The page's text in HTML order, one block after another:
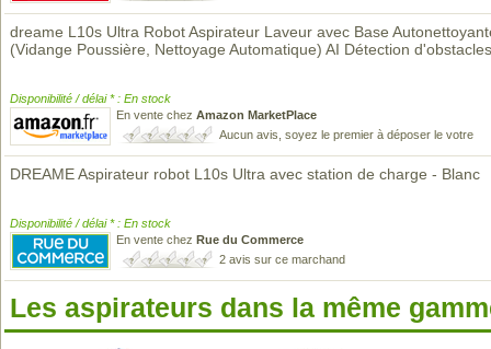
dreame L10s Ultra Robot Aspirateur Laveur avec Base
(Vidange Poussière, Nettoyage Automatique) AI Détection
Disponibilité / délai * : En stock
En vente chez Amazon MarketPlace
Aucun avis, soyez le premier à déposer le votre
DREAME Aspirateur robot L10s Ultra avec station de charge - Blanc
Disponibilité / délai * : En stock
En vente chez Rue du Commerce
2 avis sur ce marchand
Les aspirateurs dans la même